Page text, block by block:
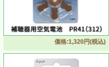
価格:1,320円(税込)